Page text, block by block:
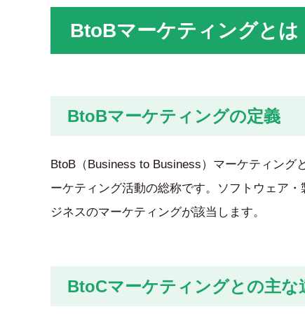
BtoBマーケティングとは
BtoBマーケティングの定義
BtoB（Business to Business）マーケティン
ーケティング活動の総称です。ソフトウェア
ジネスのマーケティングが該当します。
BtoCマーケティングとの主な